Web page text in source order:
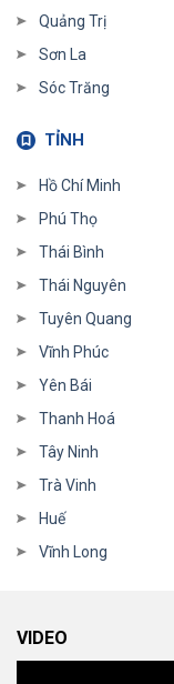
Quảng Trị
Sơn La
Sóc Trăng
TỈNH
Hồ Chí Minh
Phú Thọ
Thái Bình
Thái Nguyên
Tuyên Quang
Vĩnh Phúc
Yên Bái
Thanh Hoá
Tây Ninh
Trà Vinh
Huế
Vĩnh Long
VIDEO